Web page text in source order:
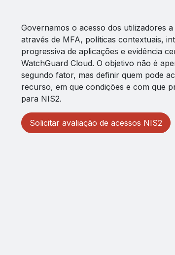
Governamos o acesso dos utilizadores
através de MFA, políticas contextuais,
progressiva de aplicações e evidência
WatchGuard Cloud. O objetivo não é
segundo fator, mas definir quem pode
recurso, em que condições e com que
para NIS2.
Solicitar avaliação de acessos NIS2